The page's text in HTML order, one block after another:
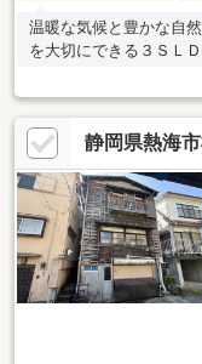
温暖な気候と豊かな自
を大切にできる３ＳＬＤ
静岡県熱海